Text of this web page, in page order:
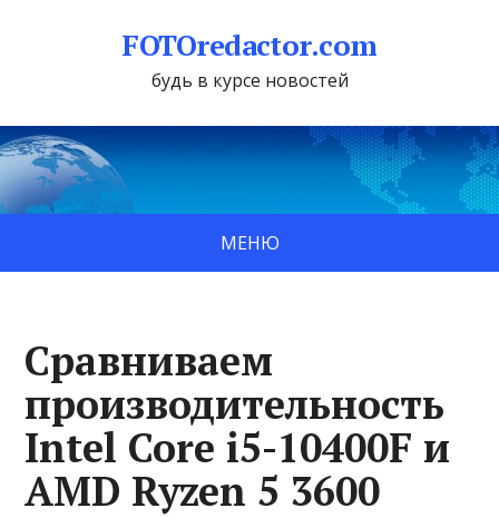
FOTOredactor.com
будь в курсе новостей
МЕНЮ
Сравниваем
производительность
Intel Core i5-10400F и
AMD Ryzen 5 3600